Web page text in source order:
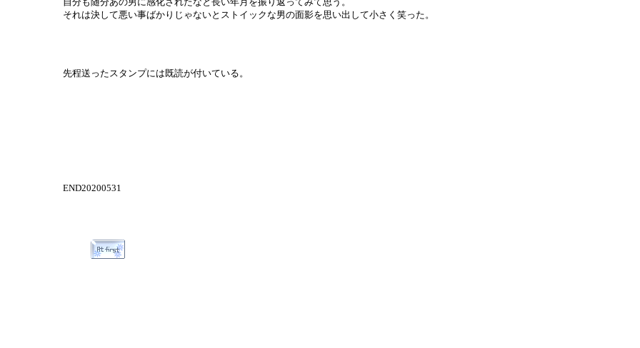
それは決して悪い事ばかりじゃないとストイックな男の面影を思い出して小さく笑った。
先程送ったスタンプには既読が付いている。
END20200531